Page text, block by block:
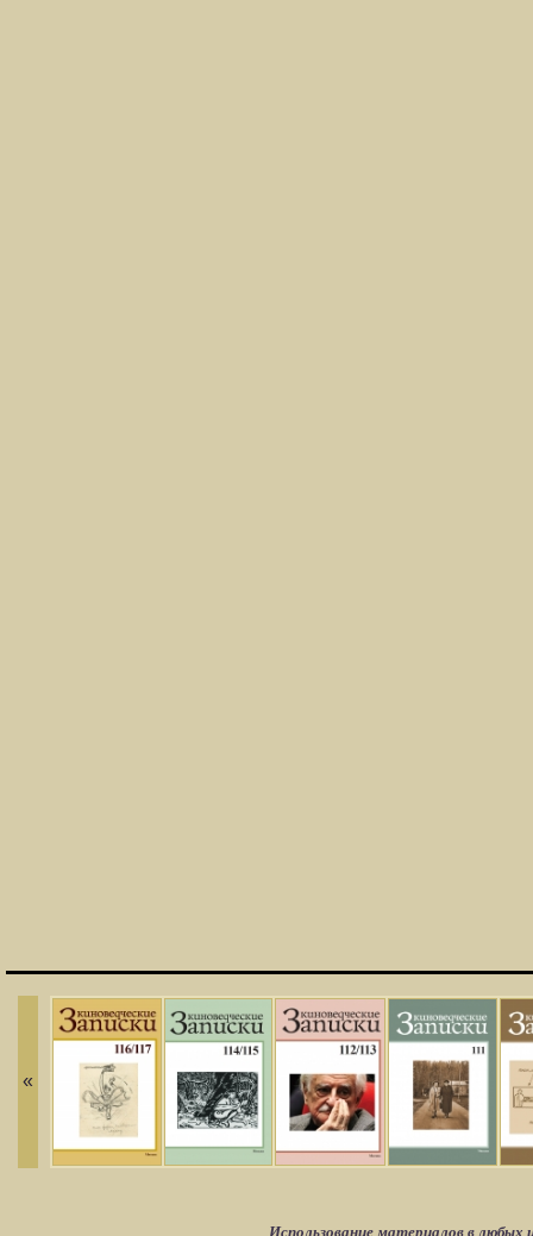
«
Использование материалов в любых